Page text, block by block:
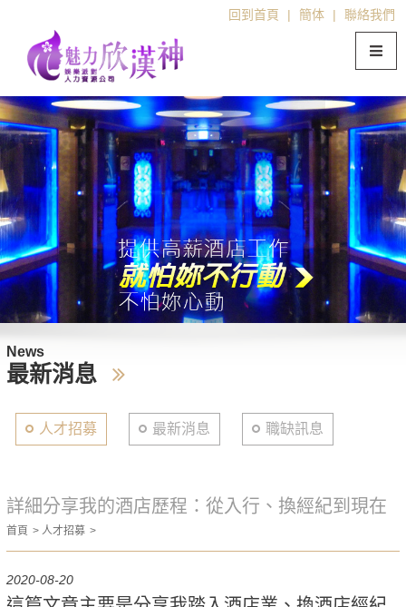
回到首頁 | 簡体 | 聯絡我們
News
最新消息
人才招募 最新消息 職缺訊息
詳細分享我的酒店歷程：從入行、換經紀到現在
首頁 人才招募
2020-08-20